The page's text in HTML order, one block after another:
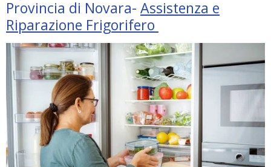
Provincia di Novara- Assistenza e
Riparazione Frigorifero